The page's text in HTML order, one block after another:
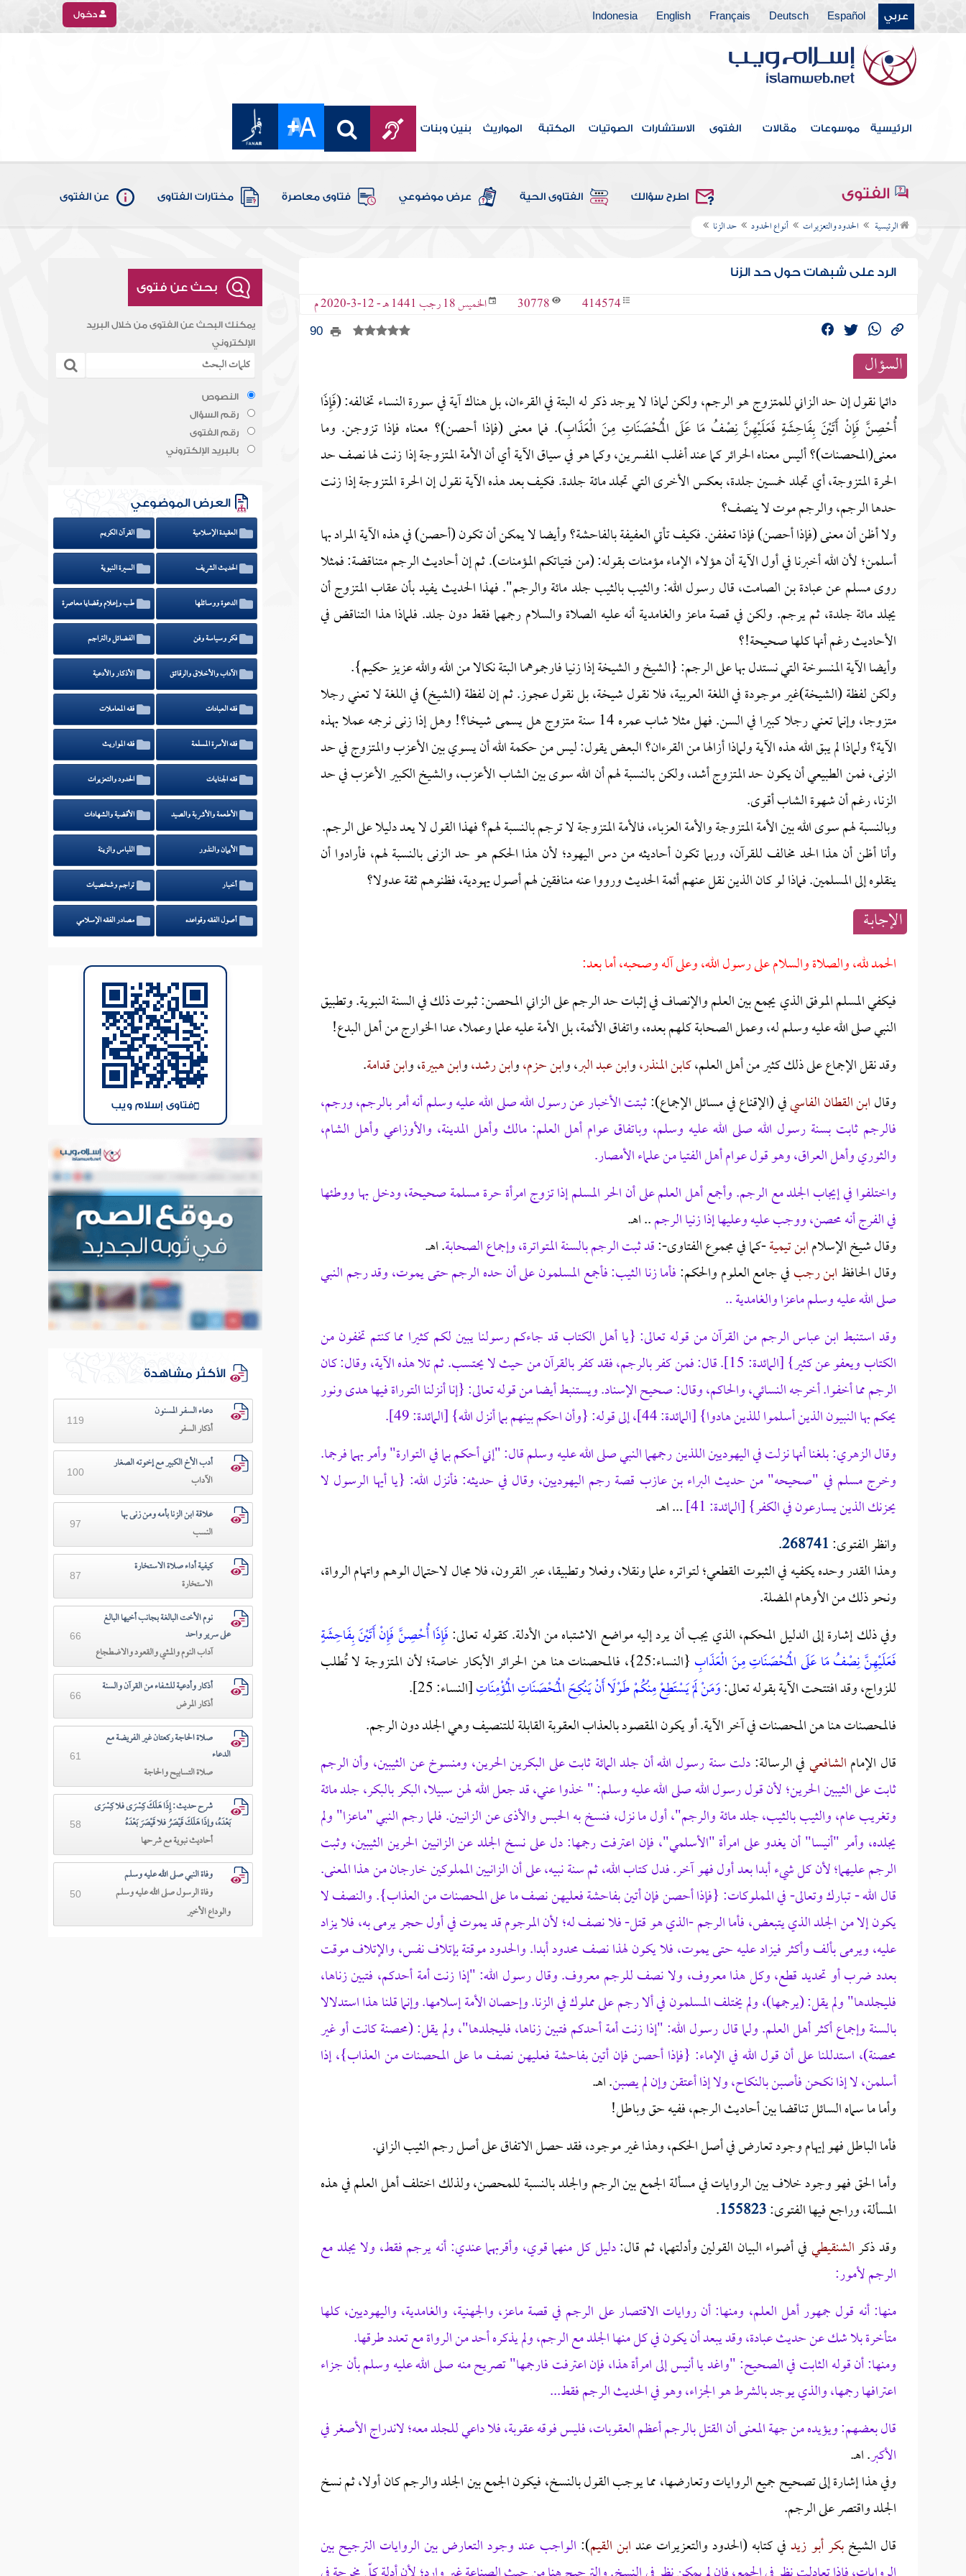
عربي Español
Deutsch
Français
English
Indonesia دخول
الرئيسية موسوعات مقالات الفتوى الاستشارات الصوتيات المكتبة المواريث بنين وبنات
الفتوى اطرح سؤالك الفتاوى الحية عرض موضوعي فتاوى معاصرة مختارات الفتاوى عن الفتوى
الرئيسية الحدود والتعزيرات أنواع الحدود حد الزنا
الرد على شبهات حول حد الزنا
414574
30778 الخميس 18 رجب 1441 هـ - 12-3-2020 م
90
السؤال
دائما نقول إن حد الزاني للمتزوج هو الرجم، ولكن لماذا لا يوجد ذكر له البتة في القرءان، بل هناك آية في سورة النساء تخالفه: (فَإِذَا
أُحْصِنَّ فَإِنْ أَتَيْنَ بِفَاحِشَةٍ فَعَلَيْهِنَّ نِصْفُ مَا عَلَى الْمُحْصَنَاتِ مِنَ الْعَذَابِ). فما معنى (فإذا أحصن)؟ معناه فإذا تزوجن. وما
معنى(المحصنات)؟ أليس معناه الحرائر كما عند أغلب المفسرين، وكما هو في سياق الآية أي أن الأمة المتزوجة إذا زنت لها نصف حد
الحرة المتزوجة، أي تجلد خمسين جلدة، بعكس الأخرى التي تجلد مائة جلدة. فكيف بعد هذه الآية نقول إن الحرة المتزوجة إذا زنت
حدها الرجم، والرجم موت لا ينصف؟
ولا أظن أن معنى (فإذا أحصن) فإذا تعففن. فكيف تأتي العفيفة بالفاحشة؟ وأيضا لا يمكن أن تكون (أحصن) في هذه الآية المراد بها
أسلمن؛ لأن الله أخبرنا في أول الآية أن هؤلاء الإماء مؤمنات بقوله: (من فتياتكم المؤمنات). ثم إن أحاديث الرجم متناقضة: فمثلا
روى مسلم عن عبادة بن الصامت، قال رسول الله: والثيب بالثيب جلد مائة والرجم". فهذا الحديث يفيد بأن عقاب المتزوج أن
يجلد مائة جلدة، ثم يرجم. ولكن في قصة ماعز والغامدية أنه عليه الصلاة والسلام رجمهما فقط دون جلد. فلماذا هذا التناقض في
الأحاديث رغم أنها كلها صحيحة!؟
وأيضا الآية المنسوخة التي نستدل بها على الرجم: {الشيخ و الشيخة إذا زنيا فارجموهما البتة نكالا من الله والله عزيز حكيم}.
ولكن لفظة (الشيخة)غير موجودة في اللغة العربية، فلا نقول شيخة، بل نقول عجوز. ثم إن لفظة (الشيخ) في اللغة لا تعني رجلا
متزوجا، وإنما تعني رجلا كبيرا في السن. فهل مثلا شاب عمره 14 سنة متزوج هل يسمى شيخا؟! وهل إذا زنى نرجمه عملا بهذه
الآية؟ ولماذا لم يبق الله هذه الآية ولماذا أزالها من القرءان؟ البعض يقول: ليس من حكمة الله أن يسوي بين الأعزب والمتزوج في حد
الزنى، فمن الطبيعي أن يكون حد المتزوج أشد، ولكن بالنسبة لهم أن الله سوى بين الشاب الأعزب، والشيخ الكبير الأعزب في حد
الزنا، رغم أن شهوة الشاب أقوى.
وبالنسبة لهم سوى الله بين الأمة المتزوجة والأمة العزباء، فالأمة المتزوجة لا ترجم بالنسبة لهم؟ فهذا القول لا يعد دليلا على الرجم.
وأنا أظن أن هذا الحد مخالف للقرآن، وربما تكون أحاديثه من دس اليهود؛ لأن هذا الحكم هو حد الزنى بالنسبة لهم، فأرادوا أن
ينقلوه إلى المسلمين. فماذا لو كان الذين نقل عنهم أئمة الحديث ورووا عنه منافقين لهم أصول يهودية، فظنوهم ثقة عدولا؟
الإجابــة
الحمد لله، والصلاة والسلام على رسول الله، وعلى آله وصحبه، أما بعد:
فيكفي المسلم الموفق الذي يجمع بين العلم والإنصاف في إثبات حد الرجم على الزاني المحصن: ثبوت ذلك في السنة النبوية. وتطبيق
النبي صلى الله عليه وسلم له، وعمل الصحابة كلهم بعده، واتفاق الأئمة، بل الأمة عليه علما وعملا، عدا الخوارج من أهل البدع!
وقد نقل الإجماع على ذلك كثير من أهل العلم،كابن المنذر،وابن عبد البر، وابن حزم،وابن رشد،وابن هبيرة، وابن قدامة.
وقالابن القطان الفاسيفي (الإقناع في مسائل الإجماع):ثبتت الأخبار عن رسول الله صلى الله عليه وسلم أنه أمر بالرجم، ورجم،
فالرجم ثابت بسنة رسول الله صلى الله عليه وسلم، وباتفاق عوام أهل العلم: مالك وأهل المدينة، والأوزاعي وأهل الشام،
والثوري وأهل العراق، وهو قول عوام أهل الفتيا من علماء الأمصار.
واختلفوا في إيجاب الجلد مع الرجم. وأجمع أهل العلم على أن الحر المسلم إذا تزوج امرأة حرة مسلمة صحيحة، ودخل بها ووطئها
في الفرج أنه محصن، ووجب عليه وعليها إذا زنيا الرجم.. اهـ.
وقال شيخ الإسلامابن تيمية-كما في مجموع الفتاوى-:قد ثبت الرجم بالسنة المتواترة، وإجماع الصحابة. اهـ.
وقال الحافظابن رجبفي جامع العلوم والحكم:فأما زنا الثيب: فأجمع المسلمون على أن حده الرجم حتى يموت، وقد رجم النبي
صلى الله عليه وسلم ماعزا والغامدية ..
وقد استنبط ابن عباس الرجم من القرآن من قوله تعالى: {يا أهل الكتاب قد جاءكم رسولنا يبين لكم كثيرا مما كنتم تخفون من
الكتاب ويعفو عن كثير} [المائدة: 15]. قال: فمن كفر بالرجم، فقد كفر بالقرآن من حيث لا يحتسب. ثم تلا هذه الآية، وقال: كان
الرجم مما أخفوا. أخرجه النسائي، والحاكم، وقال: صحيح الإسناد. ويستنبط أيضا من قوله تعالى: {إنا أنزلنا التوراة فيها هدى ونور
يحكم بها النبيون الذين أسلموا للذين هادوا} [المائدة: 44]، إلى قوله: {وأن احكم بينهم بما أنزل الله} [المائدة: 49].
وقال الزهري: بلغنا أنها نزلت في اليهوديين اللذين رجمهما النبي صلى الله عليه وسلم قال: "إني أحكم بما في التوارة" وأمر بهما فرجما.
وخرج مسلم في "صحيحه" من حديث البراء بن عازب قصة رجم اليهوديين، وقال في حديثه: فأنزل الله: {يا أيها الرسول لا
يحزنك الذين يسارعون في الكفر} [المائدة: 41]
... اهـ.
وانظر الفتوى:268741
.
وهذا القدر وحده يكفيه في الثبوت القطعي؛ لتواتره علما ونقلا، وفعلا وتطبيقا، عبر القرون، فلا مجال لاحتمال الوهم واتهام الرواة،
ونحو ذلك من الأوهام المضلة.
وفي ذلك إشارة إلى الدليل المحكم، الذي يجب أن يرد إليه مواضع الاشتباه من الأدلة. كقوله تعالى:فَإِذَا أُحْصِنَّ فَإِنْ أَتَيْنَ بِفَاحِشَةٍ
فَعَلَيْهِنَّ نِصْفُ مَا عَلَى الْمُحْصَنَاتِ مِنَ الْعَذَابِ
{النساء:25}، فالمحصنات هنا هن الحرائر الأبكار خاصة؛ لأن المتزوجة لا تُطلب
للزواج، وقد افتتحت الآية بقوله تعالى:وَمَنْ لَمْ يَسْتَطِعْ مِنْكُمْ طَوْلًا أَنْ يَنْكِحَ الْمُحْصَنَاتِ الْمُؤْمِنَاتِ[النساء: 25].
فالمحصنات هنا هن المحصنات في آخر الآية. أو يكون المقصود بالعذاب العقوبة القابلة للتنصيف وهي الجلد دون الرجم.
قال الإمامالشافعيفي الرسالة:دلت سنة رسول الله أن جلد المائة ثابت على البكرين الحرين، ومنسوخ عن الثيبين، وأن الرجم
ثابت على الثيبين الحرين؛ لأن قول رسول الله صلى الله عليه وسلم: " خذوا عني، قد جعل الله لهن سبيلا، البكر بالبكر، جلد مائة
وتغريب عام، والثيب بالثيب، جلد مائة والرجم"، أول ما نزل، فنسخ به الحبس والأذى عن الزانيين. فلما رجم النبي "ماعزا" ولم
يجلده، وأمر "أنيسا" أن يغدو على امرأة "الأسلمي"، فإن اعترفت رجمها: دل على نسخ الجلد عن الزانيين الحرين الثيبين، وثبت
الرجم عليهما؛ لأن كل شيء أبدا بعد أول فهو آخر. فدل كتاب الله، ثم سنة نبيه، على أن الزانيين المملوكين خارجان من هذا المعنى.
قال الله - تبارك وتعالى- في المملوكات: {فإذا أحصن فإن أتين بفاحشة فعليهن نصف ما على المحصنات من العذاب}. والنصف لا
يكون إلا من الجلد الذي يتبعض، فأما الرجم -الذي هو قتل- فلا نصف له؛ لأن المرجوم قد يموت في أول حجر يرمى به، فلا يزاد
عليه، ويرمى بألف وأكثر فيزاد عليه حتى يموت، فلا يكون لهذا نصف محدود أبدا. والحدود موقتة بإتلاف نفس، والإتلاف موقت
بعدد ضرب أو تحديد قطع، وكل هذا معروف، ولا نصف للرجم معروف. وقال رسول الله: "إذا زنت أمة أحدكم، فتبين زناها،
فليجلدها" ولم يقل: (يرجمها)، ولم يختلف المسلمون في ألا رجم على مملوك في الزنا. وإحصان الأمة إسلامها. وإنما قلنا هذا استدلالا
بالسنة وإجماع أكثر أهل العلم. ولما قال رسول الله: "إذا زنت أمة أحدكم فتبين زناها، فليجلدها"، ولم يقل: (محصنة كانت أو غير
محصنة)، استدللنا على أن قول الله في الإماء: {فإذا أحصن فإن أتين بفاحشة فعليهن نصف ما على المحصنات من العذاب}، إذا
أسلمن، لا إذا نكحن فأصبن بالنكاح، ولا إذا أعتقن وإن لم يصبن. اهـ.
وأما ما سماه السائل تناقضا بين أحاديث الرجم، ففيه حق وباطل!
فأما الباطل فهو إيهام وجود تعارض في أصل الحكم، وهذا غير موجود، فقد حصل الاتفاق على أصل رجم الثيب الزاني.
وأما الحق فهو وجود خلاف بين الروايات في مسألة الجمع بين الرجم والجلد بالنسبة للمحصن، ولذلك اختلف أهل العلم في هذه
المسألة، وراجع فيها الفتوى:155823
.
وقد ذكرالشنقيطيفي أضواء البيان القولين وأدلتهما، ثم قال:دليل كل منهما قوي، وأقربهما عندي: أنه يرجم فقط، ولا يجلد مع
الرجم لأمور:
منها: أنه قول جمهور أهل العلم، ومنها: أن روايات الاقتصار على الرجم في قصة ماعز، والجهنية، والغامدية، واليهوديين، كلها
متأخرة بلا شك عن حديث عبادة، وقد يبعد أن يكون في كل منها الجلد مع الرجم، ولم يذكره أحد من الرواة مع تعدد طرقها.
ومنها: أن قوله الثابت في الصحيح: "واغد يا أنيس إلى امرأة هذا، فإن اعترفت فارجمها" تصريح منه صلى الله عليه وسلم بأن جزاء
اعترافها رجمها، والذي يوجد بالشرط هو الجزاء، وهو في الحديث الرجم فقط...
قال بعضهم: ويؤيده من جهة المعنى أن القتل بالرجم أعظم العقوبات، فليس فوقه عقوبة، فلا داعي للجلد معه؛ لاندراج الأصغر في
الأكبر. اهـ.
وفي هذا إشارة إلى تصحيح جميع الروايات وتعارضها، مما يوجب القول بالنسخ، فيكون الجمع بين الجلد والرجم كان أولا، ثم نسخ
الجلد واقتصر على الرجم.
قال الشيخبكر أبو زيدفي كتابه (الحدود والتعزيرات عندابن القيم): الواجب عند وجود التعارض بين الروايات الترجيح بين
بحث عن فتوى
يمكنك البحث عن الفتوى من خلال البريد
الإلكتروني
النصوص
رقم السؤال
رقم الفتوى
بالبريد الإلكتروني
العرض الموضوعي
العقيدة الإسلامية القرآن الكريم
الحديث الشريف السيرة النبوية
الدعوة ووسائلها طب وإعلام وقضايا معاصرة
فكر وسياسة وفن الفضائل والتراجم
الآداب والأخلاق والرقائق الأذكار والأدعية
فقه العبادات فقه المعاملات
فقه الأسرة المسلمة فقه المواريث
فقه الجنايات الحدود والتعزيرات
الأطعمة والأشربة والصيد الأقضية والشهادات
الأيمان والنذور اللباس والزينة
أخبار تراجم وشخصيات
أصول الفقه وقواعده مصادر الفقه الإسلامي
فتاوى إسلام ويب
الأكثر مشاهدة
دعـاء السفـر المسنون
أذكار السفر
119
أدب الأخ الكبير مع إخوته الصغار
الآداب
100
علاقة ابن الزنا بأمه ومن زنى بها
النسب
97
كيفية أداء صلاة الاستخارة
الاستخارة
87
نوم الأخت البالغة بجانب أخيها البالغ
على سرير واحد
آداب النوم والمشي والقعود والاضطجاع
66
أذكار وأدعية للشفاء من القرآن والسنة
أذكار المرض
66
صلاة الحاجة ركعتان غير الفريضة مع
الدعاء
صلاة التسابيح والحاجة
61
شرح حديث: إِذَا هَلَكَ كِسْرَى فلا كِسْرَى
بَعْدَهُ، وإذَا هَلَكَ قَيْصَرُ فلا قَيْصَرَ بَعْدَهُ
أحاديث نبوية مع شرحها
58
وفاة النبي صلى الله عليه وسلم
وفاة الرسول صلى الله عليه وسلم
والوداع الأخير
50